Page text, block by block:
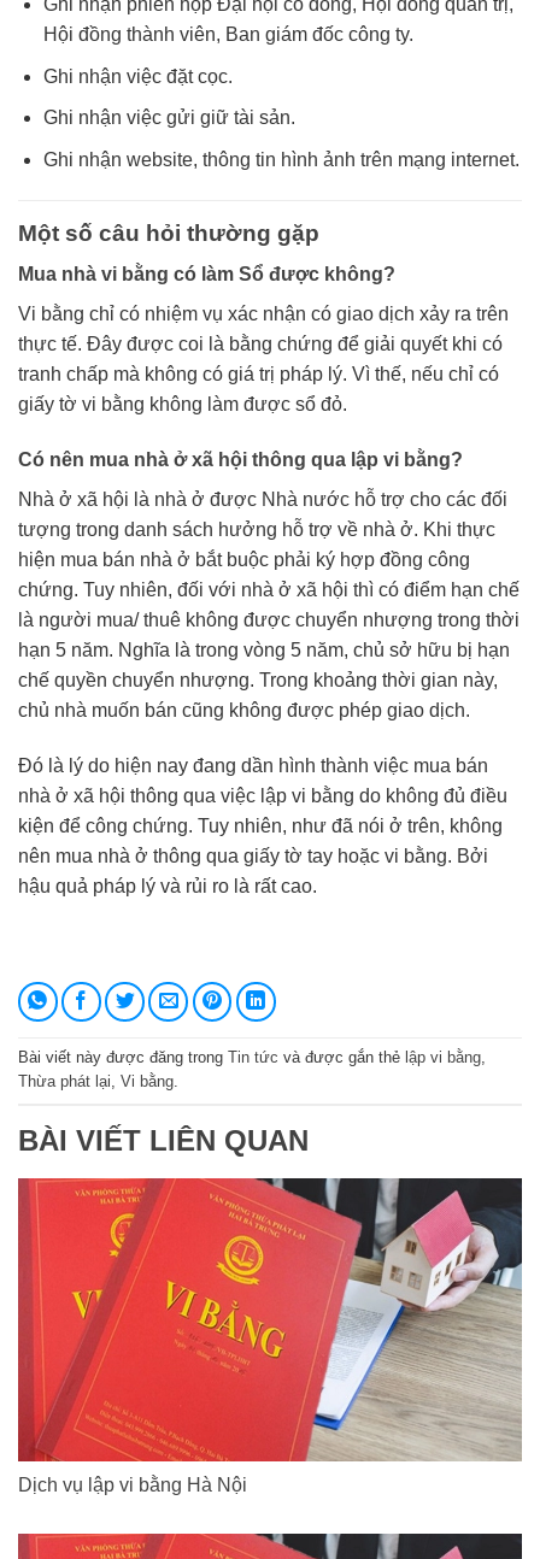
Ghi nhận phiên họp Đại hội cổ đông, Hội đồng quản trị,
Hội đồng thành viên, Ban giám đốc công ty.
Ghi nhận việc đặt cọc.
Ghi nhận việc gửi giữ tài sản.
Ghi nhận website, thông tin hình ảnh trên mạng internet.
Một số câu hỏi thường gặp
Mua nhà vi bằng có làm Sổ được không?
Vi bằng chỉ có nhiệm vụ xác nhận có giao dịch xảy ra trên
thực tế. Đây được coi là bằng chứng để giải quyết khi có
tranh chấp mà không có giá trị pháp lý. Vì thế, nếu chỉ có
giấy tờ vi bằng không làm được sổ đỏ.
Có nên mua nhà ở xã hội thông qua lập vi bằng?
Nhà ở xã hội là nhà ở được Nhà nước hỗ trợ cho các đối
tượng trong danh sách hưởng hỗ trợ về nhà ở. Khi thực
hiện mua bán nhà ở bắt buộc phải ký hợp đồng công
chứng. Tuy nhiên, đối với nhà ở xã hội thì có điểm hạn chế
là người mua/ thuê không được chuyển nhượng trong thời
hạn 5 năm. Nghĩa là trong vòng 5 năm, chủ sở hữu bị hạn
chế quyền chuyển nhượng. Trong khoảng thời gian này,
chủ nhà muốn bán cũng không được phép giao dịch.
Đó là lý do hiện nay đang dần hình thành việc mua bán
nhà ở xã hội thông qua việc lập vi bằng do không đủ điều
kiện để công chứng. Tuy nhiên, như đã nói ở trên, không
nên mua nhà ở thông qua giấy tờ tay hoặc vi bằng. Bởi
hậu quả pháp lý và rủi ro là rất cao.
Bài viết này được đăng trong Tin tức và được gắn thẻ lập vi bằng,
Thừa phát lại, Vi bằng.
BÀI VIẾT LIÊN QUAN
Dịch vụ lập vi bằng Hà Nội